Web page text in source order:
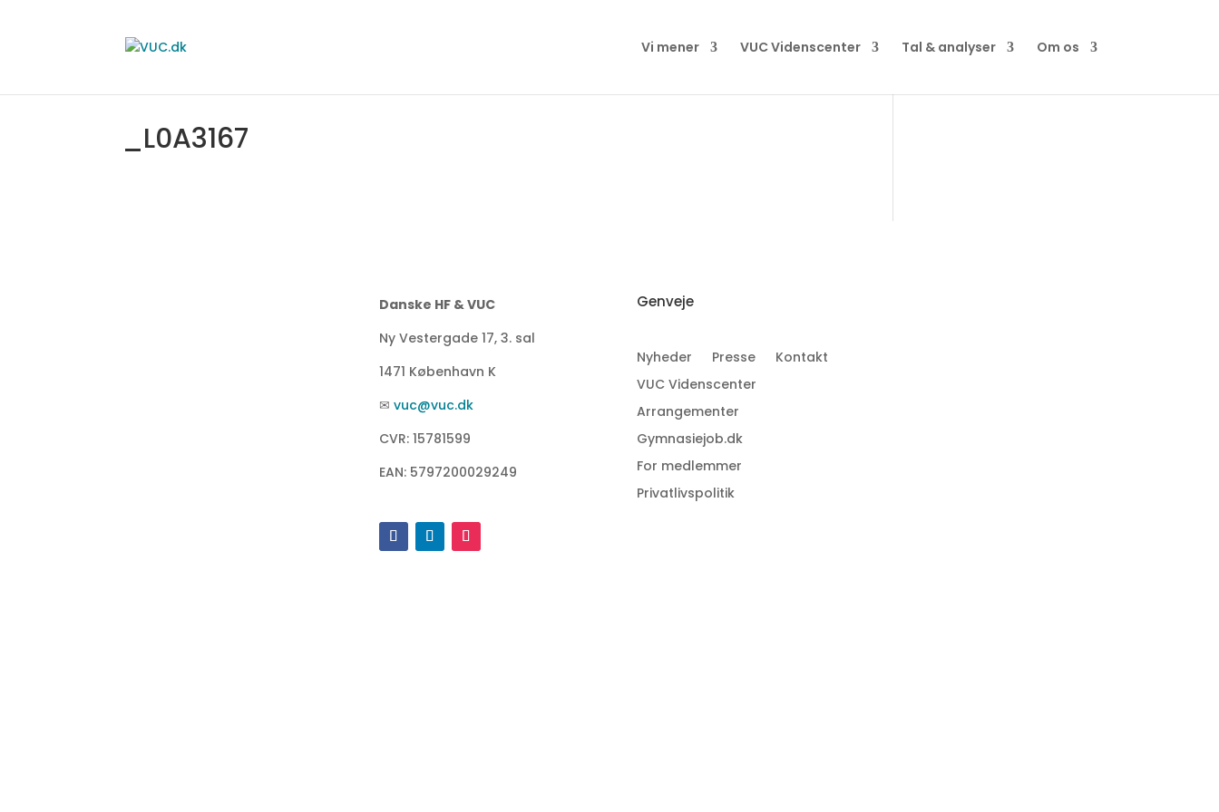
Vi mener VUC Videnscenter Tal & analyser Om os
_L0A3167
Danske HF & VUC
Ny Vestergade 17, 3. sal
1471 København K
✉ vuc@vuc.dk
CVR: 15781599
EAN: 5797200029249
Genveje
Nyheder Presse
Kontakt
VUC Videnscenter
Arrangementer
Gymnasiejob.dk
For medlemmer
Privatlivspolitik